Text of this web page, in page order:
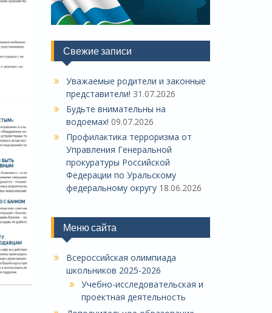
Свежие записи
Уважаемые родители и законные
представители! 31.07.2026
Будьте внимательны на
водоемах! 09.07.2026
Профилактика терроризма от
Управления Генеральной
прокуратуры Российской
Федерации по Уральскому
федеральному округу 18.06.2026
Меню сайта
Всероссийская олимпиада
школьников 2025-2026
Учебно-исследовательская и
проектная деятельность